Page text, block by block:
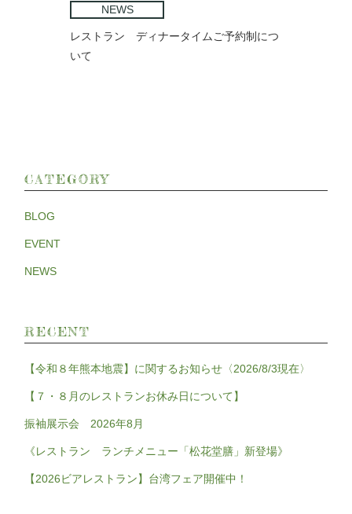
CATEGORY
BLOG
EVENT
NEWS
RECENT
【令和８年熊本地震】に関するお知らせ〈2026/8/3現在〉
【７・８月のレストランお休み日について】
振袖展示会 2026年8月
《レストラン ランチメニュー「松花堂膳」新登場》
【2026ビアレストラン】台湾フェア開催中！
NEWS
レストラン ディナータイムご予約制につ
いて